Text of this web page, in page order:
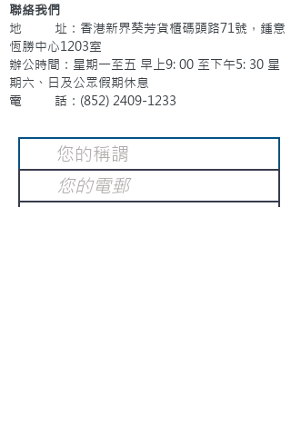
聯絡我們
地 址：香港新界葵芳貨櫃碼頭路71號，鍾意
恆勝中心1203室
辦公時間：星期一至五 早上9: 00 至下午5: 30 星
期六、日及公眾假期休息
電 話：(852) 2409-1233